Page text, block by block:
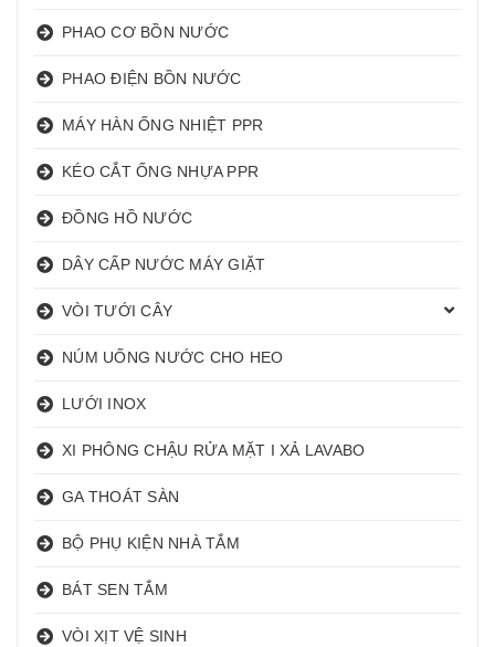
PHAO CƠ BỒN NƯỚC
PHAO ĐIỆN BỒN NƯỚC
MÁY HÀN ỐNG NHIỆT PPR
KÉO CẮT ỐNG NHỰA PPR
ĐỒNG HỒ NƯỚC
DÂY CẤP NƯỚC MÁY GIẶT
VÒI TƯỚI CÂY
NÚM UỐNG NƯỚC CHO HEO
LƯỚI INOX
XI PHÔNG CHẬU RỬA MẶT I XẢ LAVABO
GA THOÁT SÀN
BỘ PHỤ KIỆN NHÀ TẮM
BÁT SEN TẮM
VÒI XỊT VỆ SINH